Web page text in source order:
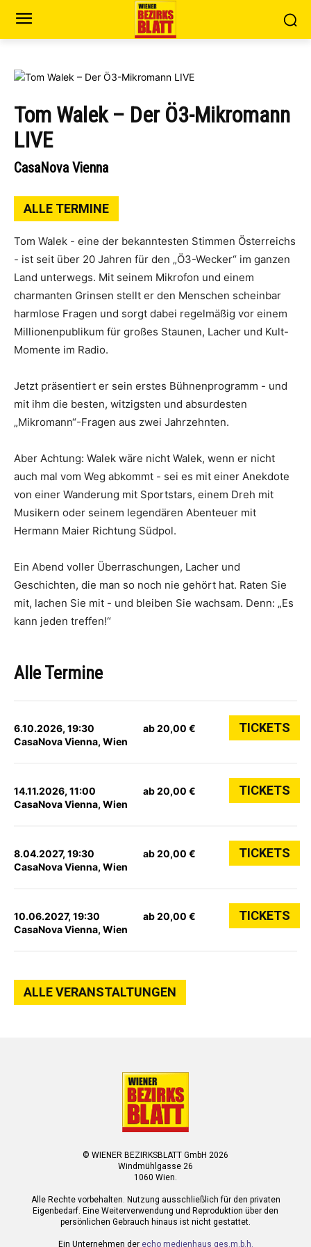
Tom Walek – Der Ö3-Mikromann
LIVE
CasaNova Vienna
ALLE TERMINE
Tom Walek - eine der bekanntesten Stimmen Österreichs
- ist seit über 20 Jahren für den „Ö3-Wecker“ im ganzen
Land unterwegs. Mit seinem Mikrofon und einem
charmanten Grinsen stellt er den Menschen scheinbar
harmlose Fragen und sorgt dabei regelmäßig vor einem
Millionenpublikum für großes Staunen, Lacher und Kult-
Momente im Radio.
Jetzt präsentiert er sein erstes Bühnenprogramm - und
mit ihm die besten, witzigsten und absurdesten
„Mikromann“-Fragen aus zwei Jahrzehnten.
Aber Achtung: Walek wäre nicht Walek, wenn er nicht
auch mal vom Weg abkommt - sei es mit einer Anekdote
von einer Wanderung mit Sportstars, einem Dreh mit
Musikern oder seinem legendären Abenteuer mit
Hermann Maier Richtung Südpol.
Ein Abend voller Überraschungen, Lacher und
Geschichten, die man so noch nie gehört hat. Raten Sie
mit, lachen Sie mit - und bleiben Sie wachsam. Denn: „Es
kann jeden treffen!“
Alle Termine
6.10.2026, 19:30
CasaNova Vienna, Wien
ab 20,00 € TICKETS
14.11.2026, 11:00
CasaNova Vienna, Wien
ab 20,00 € TICKETS
8.04.2027, 19:30
CasaNova Vienna, Wien
ab 20,00 € TICKETS
10.06.2027, 19:30
CasaNova Vienna, Wien
ab 20,00 € TICKETS
ALLE VERANSTALTUNGEN
© WIENER BEZIRKSBLATT GmbH 2026
Windmühlgasse 26
1060 Wien.
Alle Rechte vorbehalten. Nutzung ausschließlich für den privaten
Eigenbedarf. Eine Weiterverwendung und Reproduktion über den
persönlichen Gebrauch hinaus ist nicht gestattet.
Ein Unternehmen der echo medienhaus ges.m.b.h.